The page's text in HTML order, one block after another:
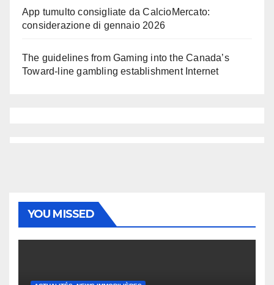
App tumulto consigliate da CalcioMercato:
considerazione di gennaio 2026
The guidelines from Gaming into the Canada’s
Toward-line gambling establishment Internet
YOU MISSED